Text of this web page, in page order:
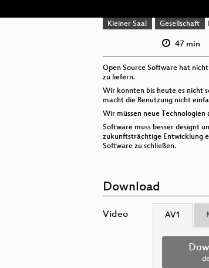
Kleiner Saal Gesellschaft
47 min
Open Source Software hat
zu liefern.
Wir konnten bis heute es nicht
macht die Benutzung nicht
Wir müssen neue
Software muss besser designt
zukunftsträchtige Entwicklung
Software zu schließen.
Download
Video AV1